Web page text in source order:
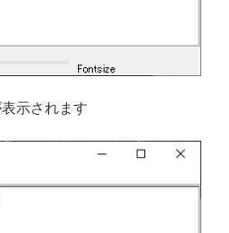
示されます